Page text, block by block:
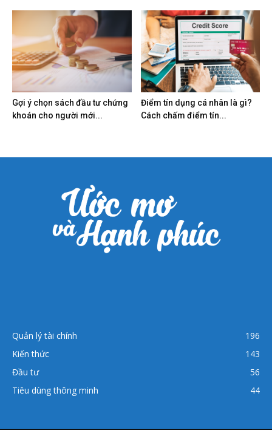
Gợi ý chọn sách đầu tư chứng
khoán cho người mới...
Điểm tín dụng cá nhân là gì?
Cách chấm điểm tín...
Quản lý tài chính
196
Kiến thức
143
Đầu tư
56
Tiêu dùng thông minh
44